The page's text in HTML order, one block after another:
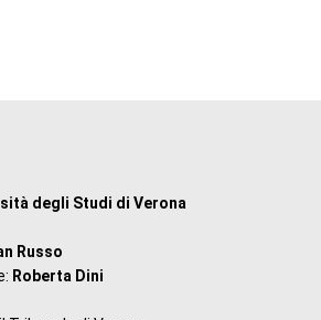
degli Studi di Verona
Russo
Roberta Dini